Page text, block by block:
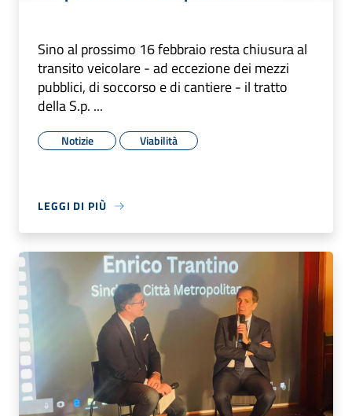
Sino al prossimo 16 febbraio resta chiusura al
transito veicolare - ad eccezione dei mezzi
pubblici, di soccorso e di cantiere - il tratto
della S.p. ...
Notizie Viabilità
LEGGI DI PIÙ